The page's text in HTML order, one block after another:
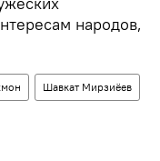
народов,
Шавкат Мирзиёев